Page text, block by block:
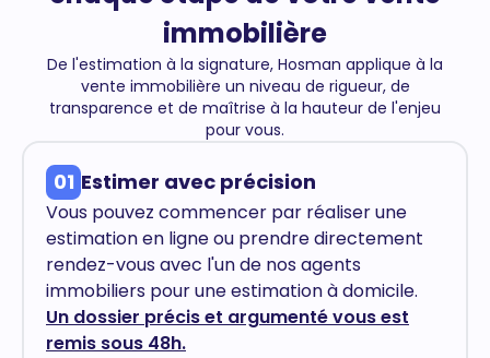
immobilière
De l'estimation à la signature, Hosman applique à la
vente immobilière un niveau de rigueur, de
transparence et de maîtrise à la hauteur de l'enjeu
pour vous.
01 Estimer avec précision
Vous pouvez commencer par réaliser une
estimation en ligne ou prendre directement
rendez-vous avec l'un de nos agents
immobiliers pour une estimation à domicile.
Un dossier précis et argumenté vous est
remis sous 48h.